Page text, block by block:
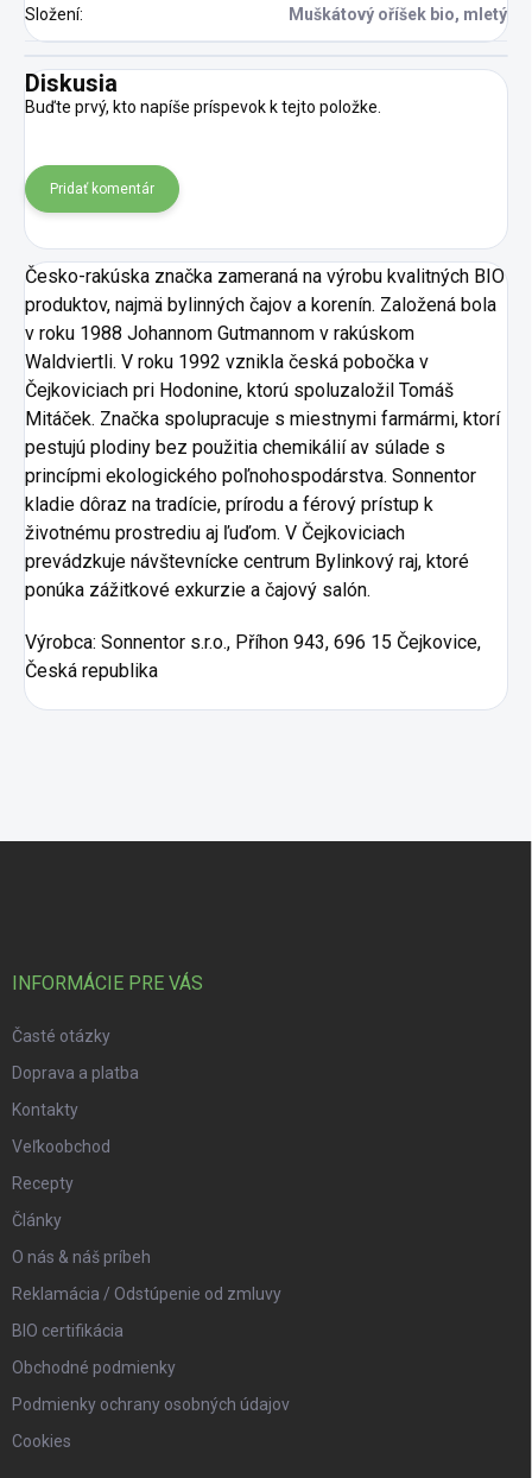
Složení: Muškátový oříšek bio, mletý
Diskusia
Buďte prvý, kto napíše príspevok k tejto položke.
Pridať komentár
Česko-rakúska značka zameraná na výrobu kvalitných BIO
produktov, najmä bylinných čajov a korenín. Založená bola
v roku 1988 Johannom Gutmannom v rakúskom
Waldviertli. V roku 1992 vznikla česká pobočka v
Čejkoviciach pri Hodonine, ktorú spoluzaložil Tomáš
Mitáček. Značka spolupracuje s miestnymi farmármi, ktorí
pestujú plodiny bez použitia chemikálií av súlade s
princípmi ekologického poľnohospodárstva. Sonnentor
kladie dôraz na tradície, prírodu a férový prístup k
životnému prostrediu aj ľuďom. V Čejkoviciach
prevádzkuje návštevnícke centrum Bylinkový raj, ktoré
ponúka zážitkové exkurzie a čajový salón.
Výrobca: Sonnentor s.r.o., Příhon 943, 696 15 Čejkovice,
Česká republika
INFORMÁCIE PRE VÁS
Časté otázky
Doprava a platba
Kontakty
Veľkoobchod
Recepty
Články
O nás & náš príbeh
Reklamácia / Odstúpenie od zmluvy
BIO certifikácia
Obchodné podmienky
Podmienky ochrany osobných údajov
Cookies